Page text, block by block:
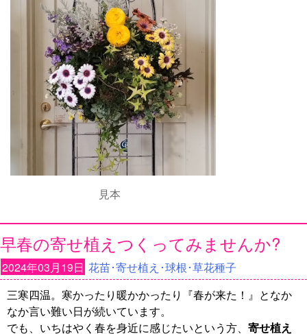
見本
早春の寄せ植えつくってみませんか?
2024年03月19日 花苗･寄せ植え･球根･草花種子
三寒四温。寒かったり暖かかったり『春が来た！』となか
なか言い難い日が続いています。
でも、いちはやく春を身近に感じたいという方、 寄せ植え